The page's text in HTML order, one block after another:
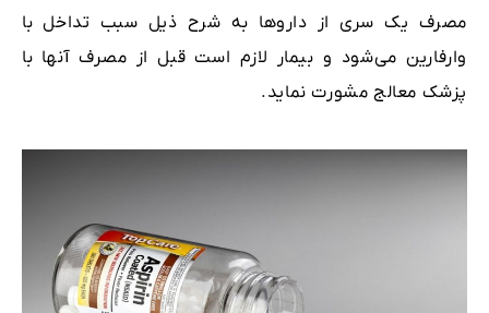
مصرف یک سری از داروها به شرح ذیل سبب تداخل با
وارفارین می‌شود و بیمار لازم است قبل از مصرف آنها با
پزشک معالج مشورت نماید.